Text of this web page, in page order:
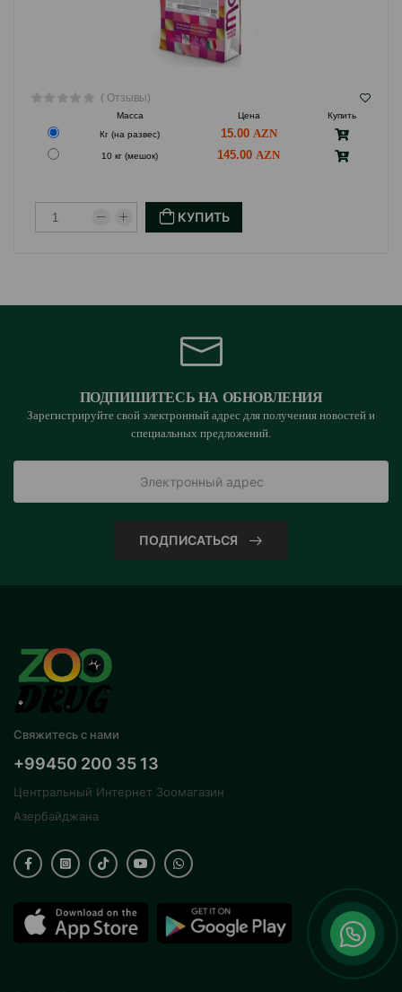
( Отзывы)
Масса Цена
Купить
Кг (на развес)
15.00
10 кг (мешок) 145.00
КУПИТЬ
ПОДПИШИТЕСЬ НА ОБНОВЛЕНИЯ
Зарегистрируйте свой электронный адрес для получения новостей и
специальных предложений.
ПОДПИСАТЬСЯ
Свяжитесь с нами
+99450 200 35 13
Центральный Интернет Зоомагазин
Азербайджана